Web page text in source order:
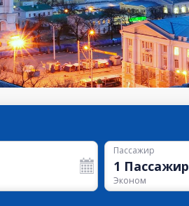
Пассажир
1 Пассажир
Эконом